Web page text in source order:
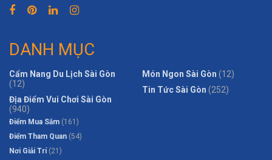
DANH MỤC
Cẩm Nang Du Lịch Sài Gòn
(12)
Địa Điểm Vui Chơi Sài Gòn
(940)
Điểm Mua Sắm (161)
Điểm Tham Quan (54)
Nơi Giải Trí(21)
Món Ngon Sài Gòn (12)
Tin Tức Sài Gòn (252)